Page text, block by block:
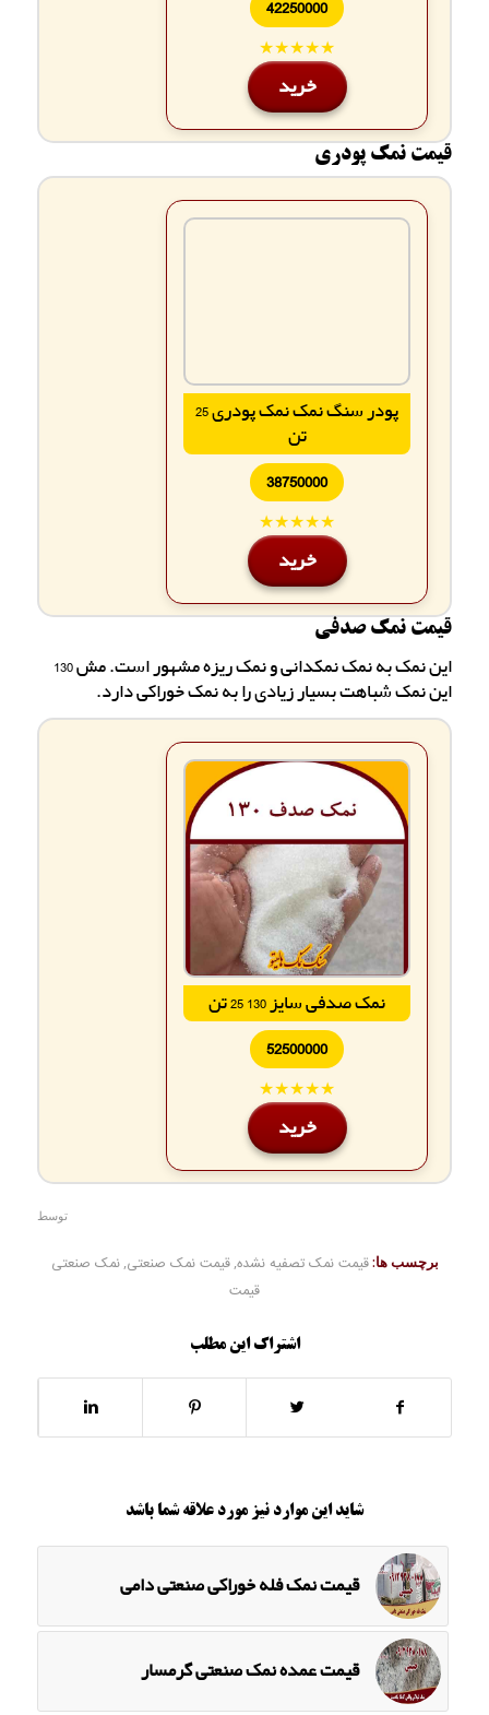
42250000
★★★★★
خرید
قیمت نمک پودری
پودر سنگ نمک نمک پودری 25
تن
38750000
★★★★★
خرید
قیمت نمک صدفی
این نمک به نمک نمکدانی و نمک ریزه مشهور است. مش 130
این نمک شباهت بسیار زیادی را به نمک خوراکی دارد.
نمک صدفی سایز 130 25 تن
52500000
★★★★★
خرید
توسط
برچسب ها: قیمت نمک تصفیه نشده,قیمت نمک صنعتی,نمک صنعتی
قیمت
اشتراک این مطلب
شاید این موارد نیز مورد علاقه شما باشد
قیمت نمک فله خوراکی صنعتی دامی
قیمت عمده نمک صنعتی گرمسار